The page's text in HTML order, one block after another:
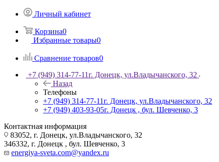
Личный кабинет
Корзина0
Избранные товары0
Сравнение товаров0
+7 (949) 314-77-11г. Донецк, ул.Владычанского, 32
Назад
Телефоны
+7 (949) 314-77-11г. Донецк, ул.Владычанского, 32
+7 (949) 403-93-05г. Донецк , бул. Шевченко, 3
Контактная информация
83052, г. Донецк, ул.Владычанского, 32
346332, г. Донецк , бул. Шевченко, 3
energiya-sveta.com@yandex.ru